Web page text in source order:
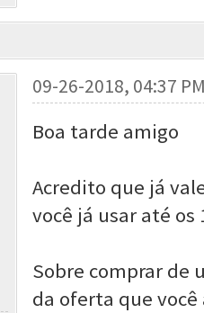
09-26-2018, 04:37
Boa tarde amigo
Acredito que já
você já usar até os
Sobre comprar de
da oferta que você